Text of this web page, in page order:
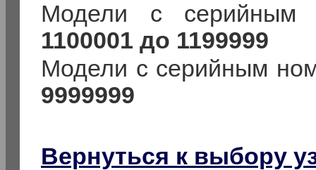
Модели с серийным
1100001 до 1199999
Модели с серийным
9999999
Вернуться к выбору